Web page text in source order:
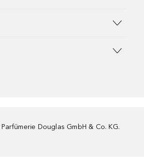
Parfümerie Douglas GmbH & Co. KG.